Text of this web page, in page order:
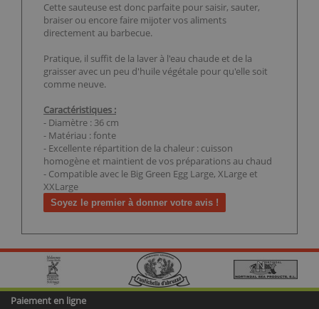
Cette sauteuse est donc parfaite pour saisir, sauter,
braiser ou encore faire mijoter vos aliments
directement au barbecue.
Pratique, il suffit de la laver à l'eau chaude et de la
graisser avec un peu d'huile végétale pour qu'elle soit
comme neuve.
Caractéristiques :
- Diamètre : 36 cm
- Matériau : fonte
- Excellente répartition de la chaleur : cuisson
homogène et maintient de vos préparations au chaud
- Compatible avec le Big Green Egg Large, XLarge et
XXLarge
Soyez le premier à donner votre avis !
Paiement en ligne